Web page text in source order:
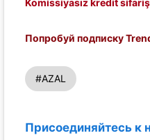
Komissiyasız kredit
Попробуй подписку
#AZAL
Присоединяйтесь к